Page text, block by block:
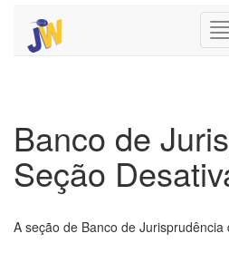
Banco de
Seção
A seção de Banco de